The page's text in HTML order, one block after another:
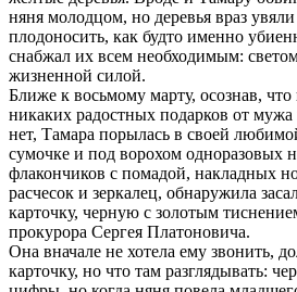
няня молодцом, но деревья враз
плодоносить, как будто именно
снабжал их всем необходимым:
жизненной силой.
Ближе к восьмому марту, осознав, что
никаких радостных подарков от мужа
нет, Тамара порылась в своей
сумочке и под ворохом одноразовых
флакончиков с помадой, накладных
расчесок и зеркалец, обнаружила
карточку, черную с золотым
прокурора Сергея Платоновича.
Она вначале не хотела ему звонить,
карточку, но что там разглядывать: